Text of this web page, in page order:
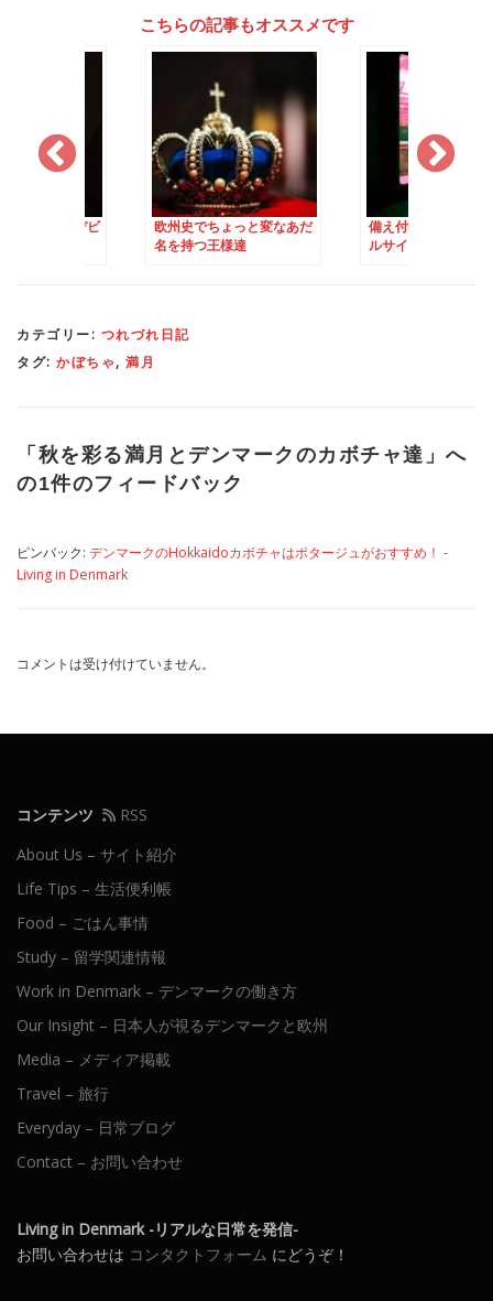
こちらの記事もオススメです
ークのTVにデビ
欧州史でちょっと変なあだ
名を持つ王様達
備え付けの冷蔵庫が
ルサイズ」？！の大
カテゴリー: つれづれ日記
タグ: かぼちゃ, 満月
「 秋を彩る満月とデンマークのカボチャ達 」へ
の1件のフィードバック
ピンバック: デンマークのHokkaidoカボチャはポタージュがおすすめ！ -
Living in Denmark
コメントは受け付けていません。
コンテンツ
RSS
About Us – サイト紹介
Life Tips – 生活便利帳
Food – ごはん事情
Study – 留学関連情報
Work in Denmark – デンマークの働き方
Our Insight – 日本人が視るデンマークと欧州
Media – メディア掲載
Travel – 旅行
Everyday – 日常ブログ
Contact – お問い合わせ
Living in Denmark -リアルな日常を発信-
お問い合わせは コンタクトフォーム にどうぞ！